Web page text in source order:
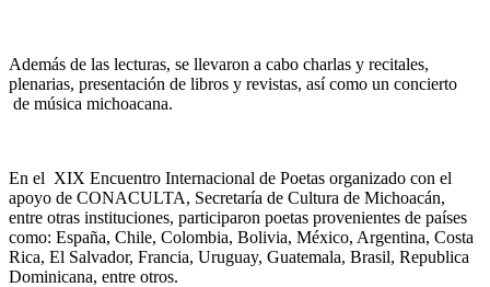
Además de las lecturas, se llevaron a cabo charlas y recitales,
plenarias, presentación de libros y revistas, así como un concierto
de música michoacana.
En el XIX Encuentro Internacional de Poetas organizado con el
apoyo de CONACULTA, Secretaría de Cultura de Michoacán,
entre otras instituciones, participaron poetas provenientes de países
como: España, Chile, Colombia, Bolivia, México, Argentina, Costa
Rica, El Salvador, Francia, Uruguay, Guatemala, Brasil, Republica
Dominicana, entre otros.